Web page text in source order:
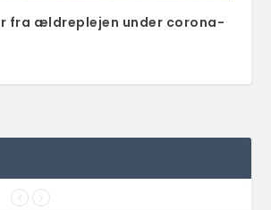
fra ældreplejen under corona-